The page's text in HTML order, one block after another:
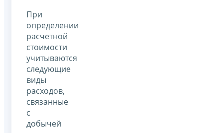
При
определении
расчетной
стоимости
учитываются
следующие
виды
расходов,
связанные
с
добычей